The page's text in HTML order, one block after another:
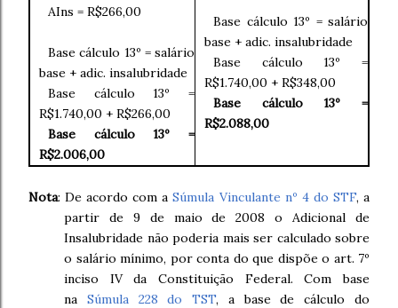
AIns = R$266,00
Base cálculo 13º = salário
base + adic. insalubridade
Base cálculo 13º =
R$1.740,00 + R$266,00
Base cálculo 13º =
R$2.006,00
Base cálculo 13º = salário
base + adic. insalubridade
Base cálculo 13º =
R$1.740,00 + R$348,00
Base cálculo 13º =
R$2.088,00
Nota: De acordo com aSúmula Vinculante nº 4 do STF, a
partir de 9 de maio de 2008 o Adicional de
Insalubridade não poderia mais ser calculado sobre
o salário mínimo, por conta do que dispõe o art. 7º
inciso IV da Constituição Federal. Com base
na Súmula 228 do TST, a base de cálculo do